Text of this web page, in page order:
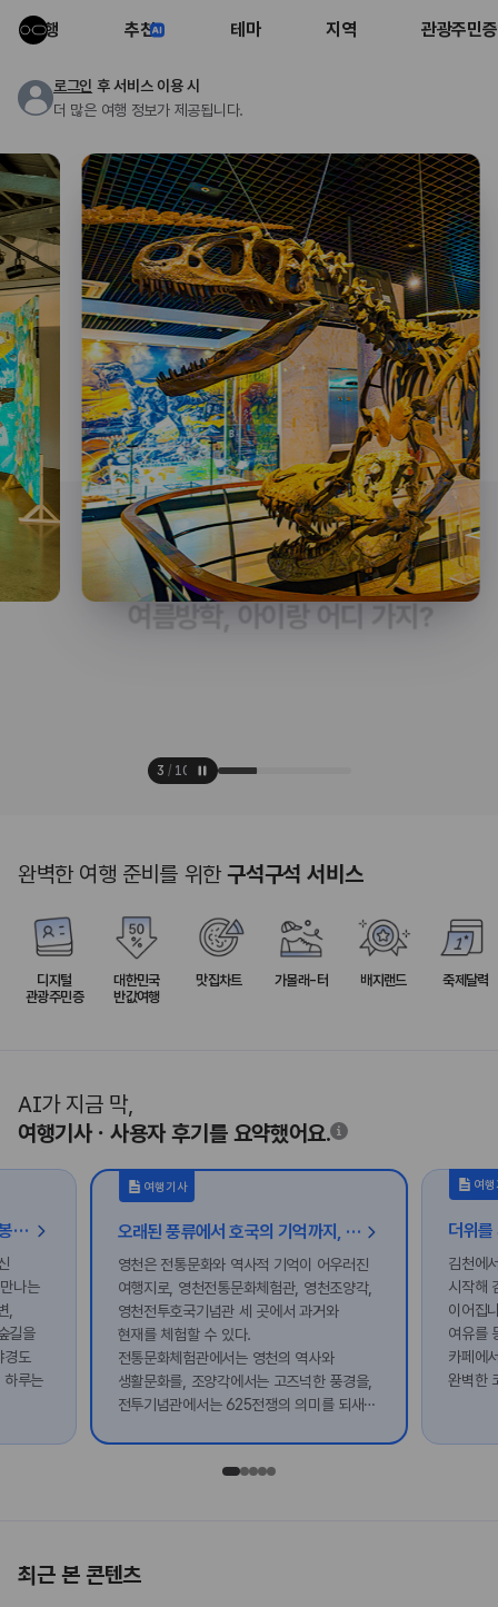
여행 추천 테마 지역 관광주민증
로그인 후 서비스 이용 시
더 많은 여행 정보가 제공됩니다.
여름방학, 아이랑 어디 가지?
3 / 10
완벽한 여행 준비를 위한구석구석 서비스
디지털
관광주민증
대한민국
반값여행
맛집차트 가볼래-터 배지랜드 축제달력
AI가 지금 막,
여행기사ㆍ사용자 후기를 요약했어요.
이순신 장군의 바다, 한산도와 추봉도를 걷다
나는
,
길을
경도
하루는
여행기사
오래된 풍류에서 호국의 기억까지, 영천 시간 여행
영천은 전통문화와 역사적 기억이 어우러진
여행지로, 영천전통문화체험관, 영천조양각,
영천전투호국기념관 세 곳에서 과거와
현재를 체험할 수 있다.
전통문화체험관에서는 영천의 역사와
생활문화를, 조양각에서는 고즈넉한 풍경을,
전투기념관에서는 625전쟁의 의미를 되새길
여
김천에
시작해
이어집
여유를
카페에
완벽한
최근 본 콘텐츠